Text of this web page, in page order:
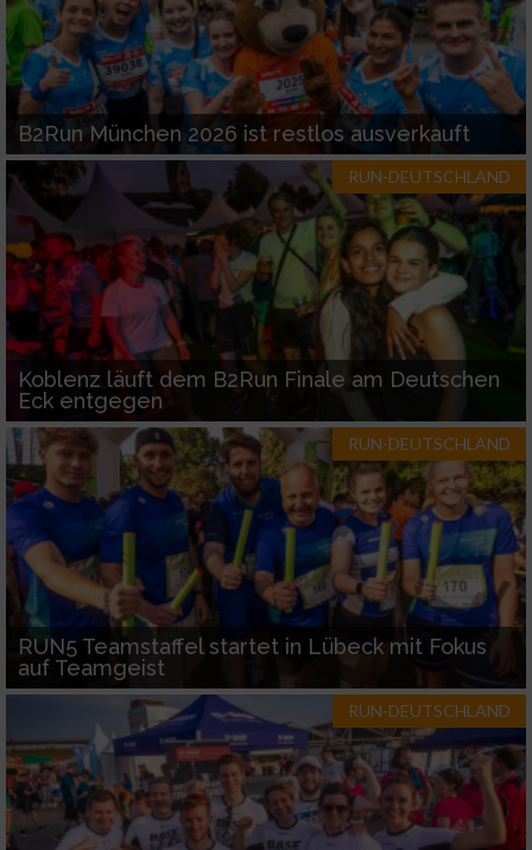
B2Run München 2026 ist restlos ausverkauft
RUN-DEUTSCHLAND
Koblenz läuft dem B2Run Finale am Deutschen
Eck entgegen
RUN-DEUTSCHLAND
RUN5 Teamstaffel startet in Lübeck mit Fokus
auf Teamgeist
RUN-DEUTSCHLAND